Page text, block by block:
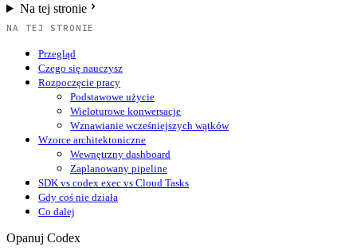
Na tej stronie
NA TEJ STRONIE
Przegląd
Czego się nauczysz
Rozpoczęcie pracy
Podstawowe użycie
Wieloturowe konwersacje
Wznawianie wcześniejszych wątków
Wzorce architektoniczne
Wewnętrzny dashboard
Zaplanowany pipeline
SDK vs codex exec vs Cloud Tasks
Gdy coś nie działa
Co dalej
Opanuj Codex